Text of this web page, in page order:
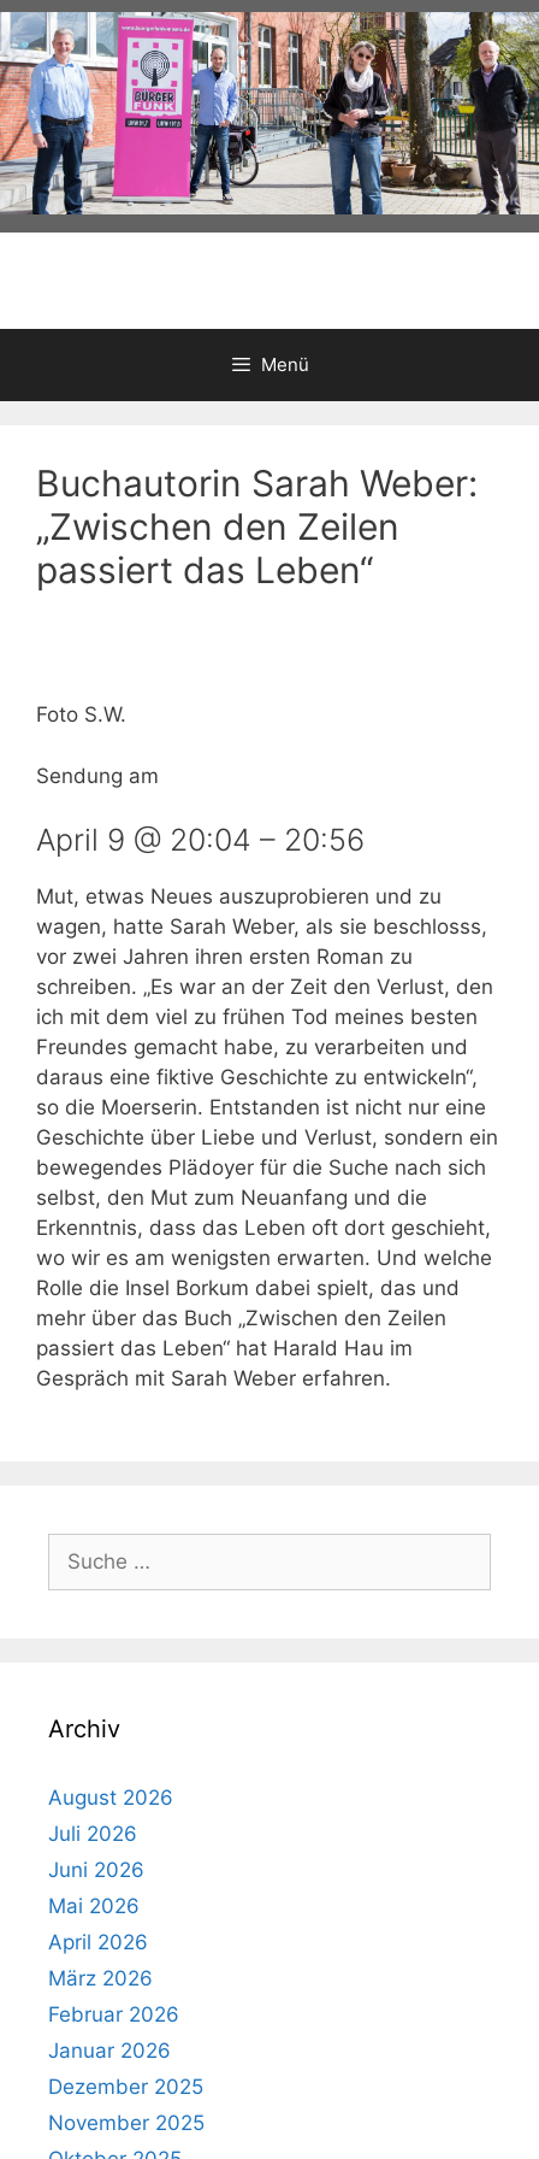
Zum
Inhalt
springen
Menü
Buchautorin Sarah Weber:
„Zwischen den Zeilen
passiert das Leben“
Foto S.W.
Sendung am
April 9 @ 20:04 – 20:56
Mut, etwas Neues auszuprobieren und zu
wagen, hatte Sarah Weber, als sie beschlosss,
vor zwei Jahren ihren ersten Roman zu
schreiben. „Es war an der Zeit den Verlust, den
ich mit dem viel zu frühen Tod meines besten
Freundes gemacht habe, zu verarbeiten und
daraus eine fiktive Geschichte zu entwickeln“,
so die Moerserin. Entstanden ist nicht nur eine
Geschichte über Liebe und Verlust, sondern ein
bewegendes Plädoyer für die Suche nach sich
selbst, den Mut zum Neuanfang und die
Erkenntnis, dass das Leben oft dort geschieht,
wo wir es am wenigsten erwarten. Und welche
Rolle die Insel Borkum dabei spielt, das und
mehr über das Buch „Zwischen den Zeilen
passiert das Leben“ hat Harald Hau im
Gespräch mit Sarah Weber erfahren.
nach:
Archiv
August 2026
Juli 2026
Juni 2026
Mai 2026
April 2026
März 2026
Februar 2026
Januar 2026
Dezember 2025
November 2025